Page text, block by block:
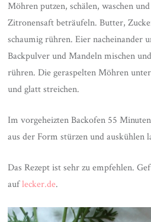
Möhren putzen, schälen, waschen
Zitronensaft beträufeln. Butter,
schaumig rühren. Eier nacheinander
Backpulver und Mandeln mischen
rühren. Die geraspelten Möhren
und glatt streichen.
Im vorgeheizten Backofen 55
aus der Form stürzen und auskühlen
Das Rezept ist sehr zu empfehlen.
auflecker.de.